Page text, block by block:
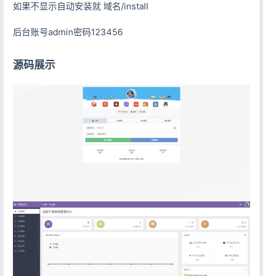
如果不显示自动安装就 域名/install
后台账号admin密码123456
源码展示